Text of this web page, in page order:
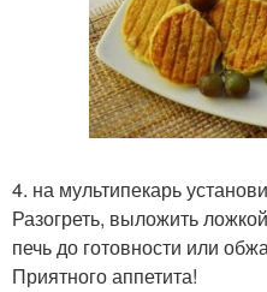
4. на мультипекарь
Разогреть, выложить
печь до готовности или
Приятного аппетита!